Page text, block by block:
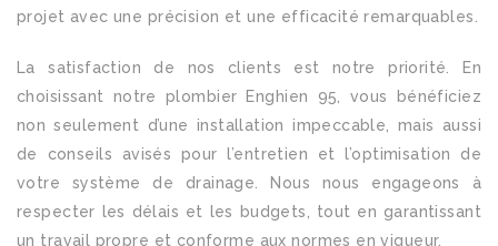
projet avec une précision et une efficacité remarquables.
La satisfaction de nos clients est notre priorité. En
choisissant notre plombier Enghien 95, vous bénéficiez
non seulement d’une installation impeccable, mais aussi
de conseils avisés pour l’entretien et l’optimisation de
votre système de drainage. Nous nous engageons à
respecter les délais et les budgets, tout en garantissant
un travail propre et conforme aux normes en vigueur.